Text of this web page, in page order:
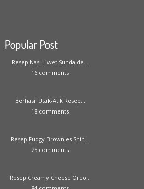
Popular Post
Resep Nasi Liwet Sunda de...
16 comments
Berhasil Utak-Atik Resep...
18 comments
Resep Fudgy Brownies Shin...
25 comments
Resep Creamy Cheese Oreo...